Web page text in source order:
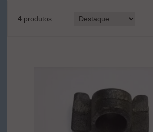
4 produtos